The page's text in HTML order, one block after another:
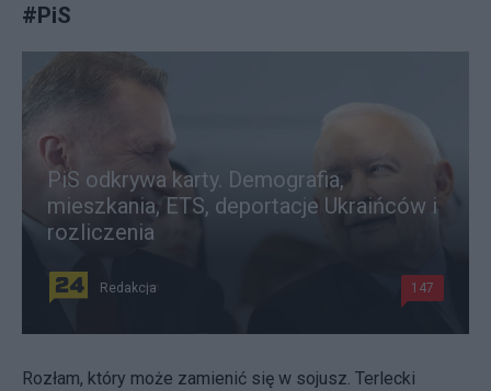
#PiS
PiS odkrywa karty. Demografia,
mieszkania, ETS, deportacje Ukraińców i
rozliczenia
Redakcja 147
Rozłam, który może zamienić się w sojusz. Terlecki